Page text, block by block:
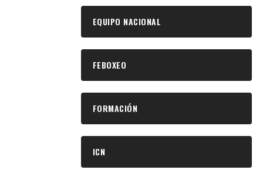
EQUIPO NACIONAL
FEBOXEO
FORMACIÓN
ICN